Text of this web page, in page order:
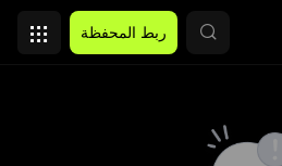
ربط المحفظة